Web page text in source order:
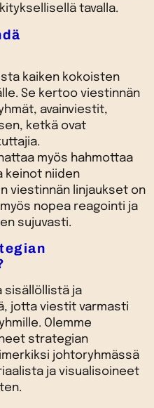
tavalla.
kaiken kokoisten
Se kertoo viestinnän
avainviestit,
ketkä ovat
myös hahmottaa
keinot niiden
viestinnän linjaukset on
nopea reagointi ja
sujuvasti.
sisällöllistä ja
jotta viestit varmasti
Olemme
strategian
johtoryhmässä
ja visualisoineet